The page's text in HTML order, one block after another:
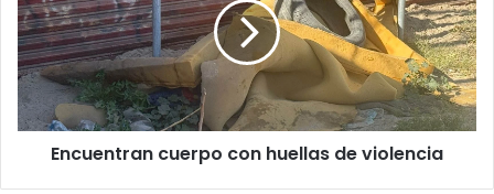
huellas
de
violencia
Encuentran cuerpo con huellas de violencia